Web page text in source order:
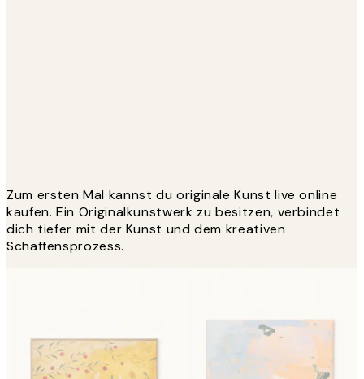
Zum ersten Mal kannst du originale Kunst live online
kaufen. Ein Originalkunstwerk zu besitzen, verbindet
dich tiefer mit der Kunst und dem kreativen
Schaffensprozess.